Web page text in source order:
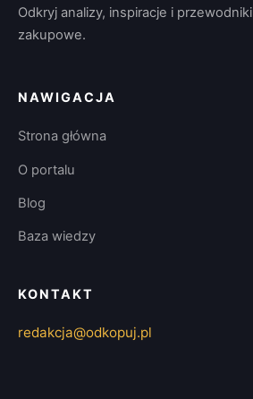
Odkryj analizy, inspiracje i przewodniki
zakupowe.
NAWIGACJA
Strona główna
O portalu
Blog
Baza wiedzy
KONTAKT
redakcja@odkopuj.pl